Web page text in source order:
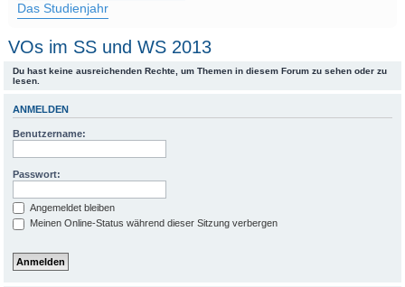
Das Studienjahr
VOs im SS und WS 2013
Du hast keine ausreichenden Rechte, um Themen in diesem Forum zu sehen oder zu
lesen.
ANMELDEN
Benutzername:
Passwort:
Angemeldet bleiben
Meinen Online-Status während dieser Sitzung verbergen